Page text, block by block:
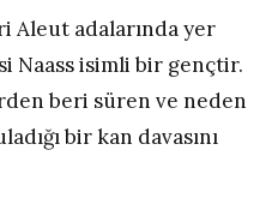
Aleut adalarında yer
Naass isimli bir gençtir.
beri süren ve neden
bir kan davasını